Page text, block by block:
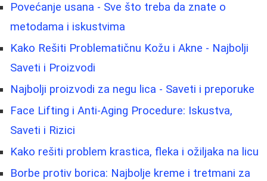
Povećanje usana - Sve što treba da znate o
metodama i iskustvima
Kako Rešiti Problematičnu Kožu i Akne - Najbolji
Saveti i Proizvodi
Najbolji proizvodi za negu lica - Saveti i preporuke
Face Lifting i Anti-Aging Procedure: Iskustva,
Saveti i Rizici
Kako rešiti problem krastica, fleka i ožiljaka na licu
Borbe protiv borica: Najbolje kreme i tretmani za